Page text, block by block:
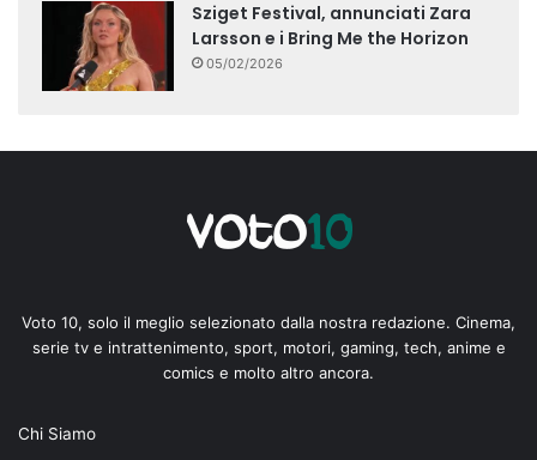
Sziget Festival, annunciati Zara
Larsson e i Bring Me the Horizon
05/02/2026
Voto 10, solo il meglio selezionato dalla nostra redazione. Cinema,
serie tv e intrattenimento, sport, motori, gaming, tech, anime e
comics e molto altro ancora.
Chi Siamo